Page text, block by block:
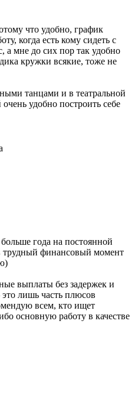
что удобно, график
когда есть кому сидеть с
а мне до сих пор так удобно
кружки всякие, тоже не
танцами и в театральной
удобно построить себе
года на постоянной
трудный финансовый момент
выплаты без задержек и
лишь часть плюсов
всем, кто ищет
основную работу в качестве